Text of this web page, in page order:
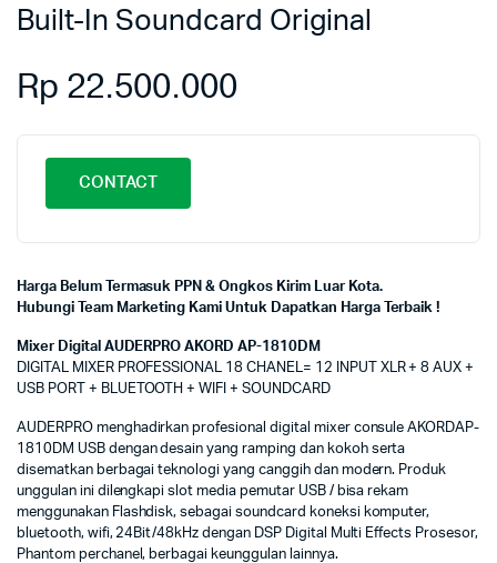
Built-In Soundcard Original
Rp 22.500.000
CONTACT
Harga Belum Termasuk PPN & Ongkos Kirim Luar Kota.
Hubungi Team Marketing Kami Untuk Dapatkan Harga Terbaik !
Mixer Digital AUDERPRO AKORD AP-1810DM
DIGITAL MIXER PROFESSIONAL 18 CHANEL= 12 INPUT XLR + 8 AUX +
USB PORT + BLUETOOTH + WIFI + SOUNDCARD
AUDERPRO menghadirkan profesional digital mixer consule AKORDAP-
1810DM USB dengan desain yang ramping dan kokoh serta
disematkan berbagai teknologi yang canggih dan modern. Produk
unggulan ini dilengkapi slot media pemutar USB / bisa rekam
menggunakan Flashdisk, sebagai soundcard koneksi komputer,
bluetooth, wifi, 24Bit/48kHz dengan DSP Digital Multi Effects Prosesor,
Phantom perchanel, berbagai keunggulan lainnya.